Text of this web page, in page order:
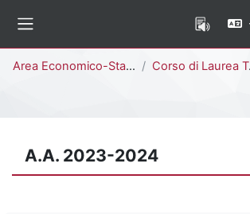
Area Economico-Statistica Corso di Laurea Triennale
A.A. 2023-2024